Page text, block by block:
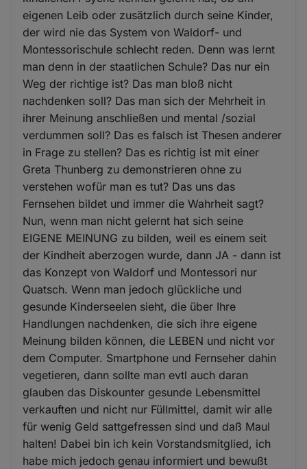
eigenen Leib oder zusätzlich durch seine Kinder,
der wird nie das System von Waldorf- und
Montessorischule schlecht reden. Denn was lernt
man denn in der staatlichen Schule? Das nur ein
Weg der richtige ist? Das man bloß nicht
nachdenken soll? Das man sich der Mehrheit in
ihrer Meinung anschließen und mental /sozial
verdummen soll? Das es falsch ist Thesen anderer
in Frage zu stellen? Das es richtig ist mit einer
Greta Thunberg zu demonstrieren ohne zu
verstehen wofür man es tut? Das uns das
Fernsehen bildet und immer die Wahrheit sagt?
Nun, wenn man nicht gelernt hat sich seine
EIGENE MEINUNG zu bilden, weil es einem seit
der Kindheit aberzogen wurde, dann JA - dann ist
das Konzept von Waldorf und Montessori nur
Quatsch. Wenn man jedoch glückliche und
gesunde Kinderseelen sieht, die über Ihre
Handlungen nachdenken, die sich ihre eigene
Meinung bilden können, die LEBEN und nicht vor
dem Computer. Smartphone und Fernseher dahin
vegetieren, dann sollte man evtl auch daran
glauben das Diskounter gesunde Lebensmittel
verkauften und nicht nur Füllmittel, damit wir alle
für wenig Geld sattgefressen sind und daß Maul
halten! Dabei bin ich kein Vorstandsmitglied, ich
habe mich jedoch genau informiert und bewußt